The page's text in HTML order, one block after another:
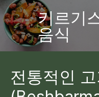
키르기
음식
전통적인